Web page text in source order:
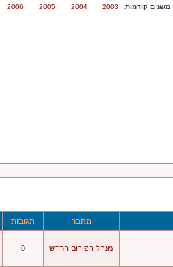
משנים קודמות: 2003
2004
2005
2006
מחבר תגובות
מנהל הפורום החדש 0